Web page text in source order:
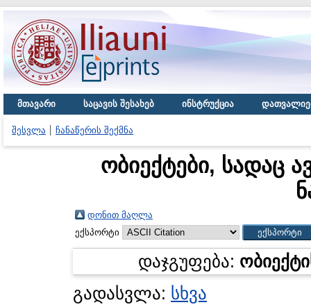
მთავარი საცავის შესახებ ინსტრუქცია
შესვლა ჩანაწერის შექმნა
ობიექტები, სადაც
დონით მაღლა
ექსპორტი
დაჯგუფება:
გადასვლა: სხვა